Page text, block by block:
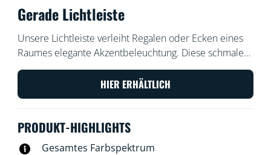
Gerade Lichtleiste
Unsere Lichtleiste verleiht Regalen oder Ecken eines
Raumes elegante Akzentbeleuchtung. Diese schmale
Lichtleiste strahlt eine Vielzahl von Farben aus und
passt prima dorthin, wo wenig Platz ist. Auf eine Seite
gekippt lässt sich der Lichtwinkel einstellen. Wenn Du
zweiten Lichtleiste doppelte Wirkung erzeugen.
HIER ERHÄLTLICH
PRODUKT-HIGHLIGHTS
Gesamtes Farbspektrum